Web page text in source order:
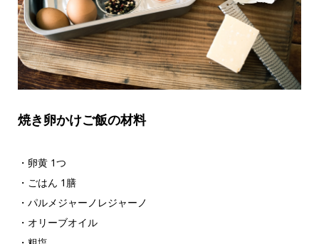
焼き卵かけご飯の材料
・卵黄 1つ
・ごはん 1膳
・パルメジャーノレジャーノ
・オリーブオイル